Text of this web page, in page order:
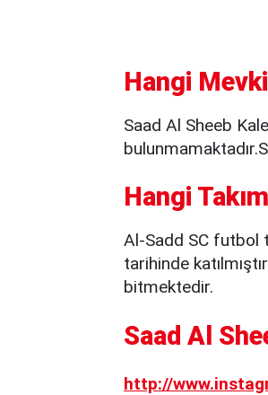
Hangi
Saad Al Sheeb
Hangi
Al-Sadd SC futbol
tarihinde
bitmektedir.
Saad Al
http://